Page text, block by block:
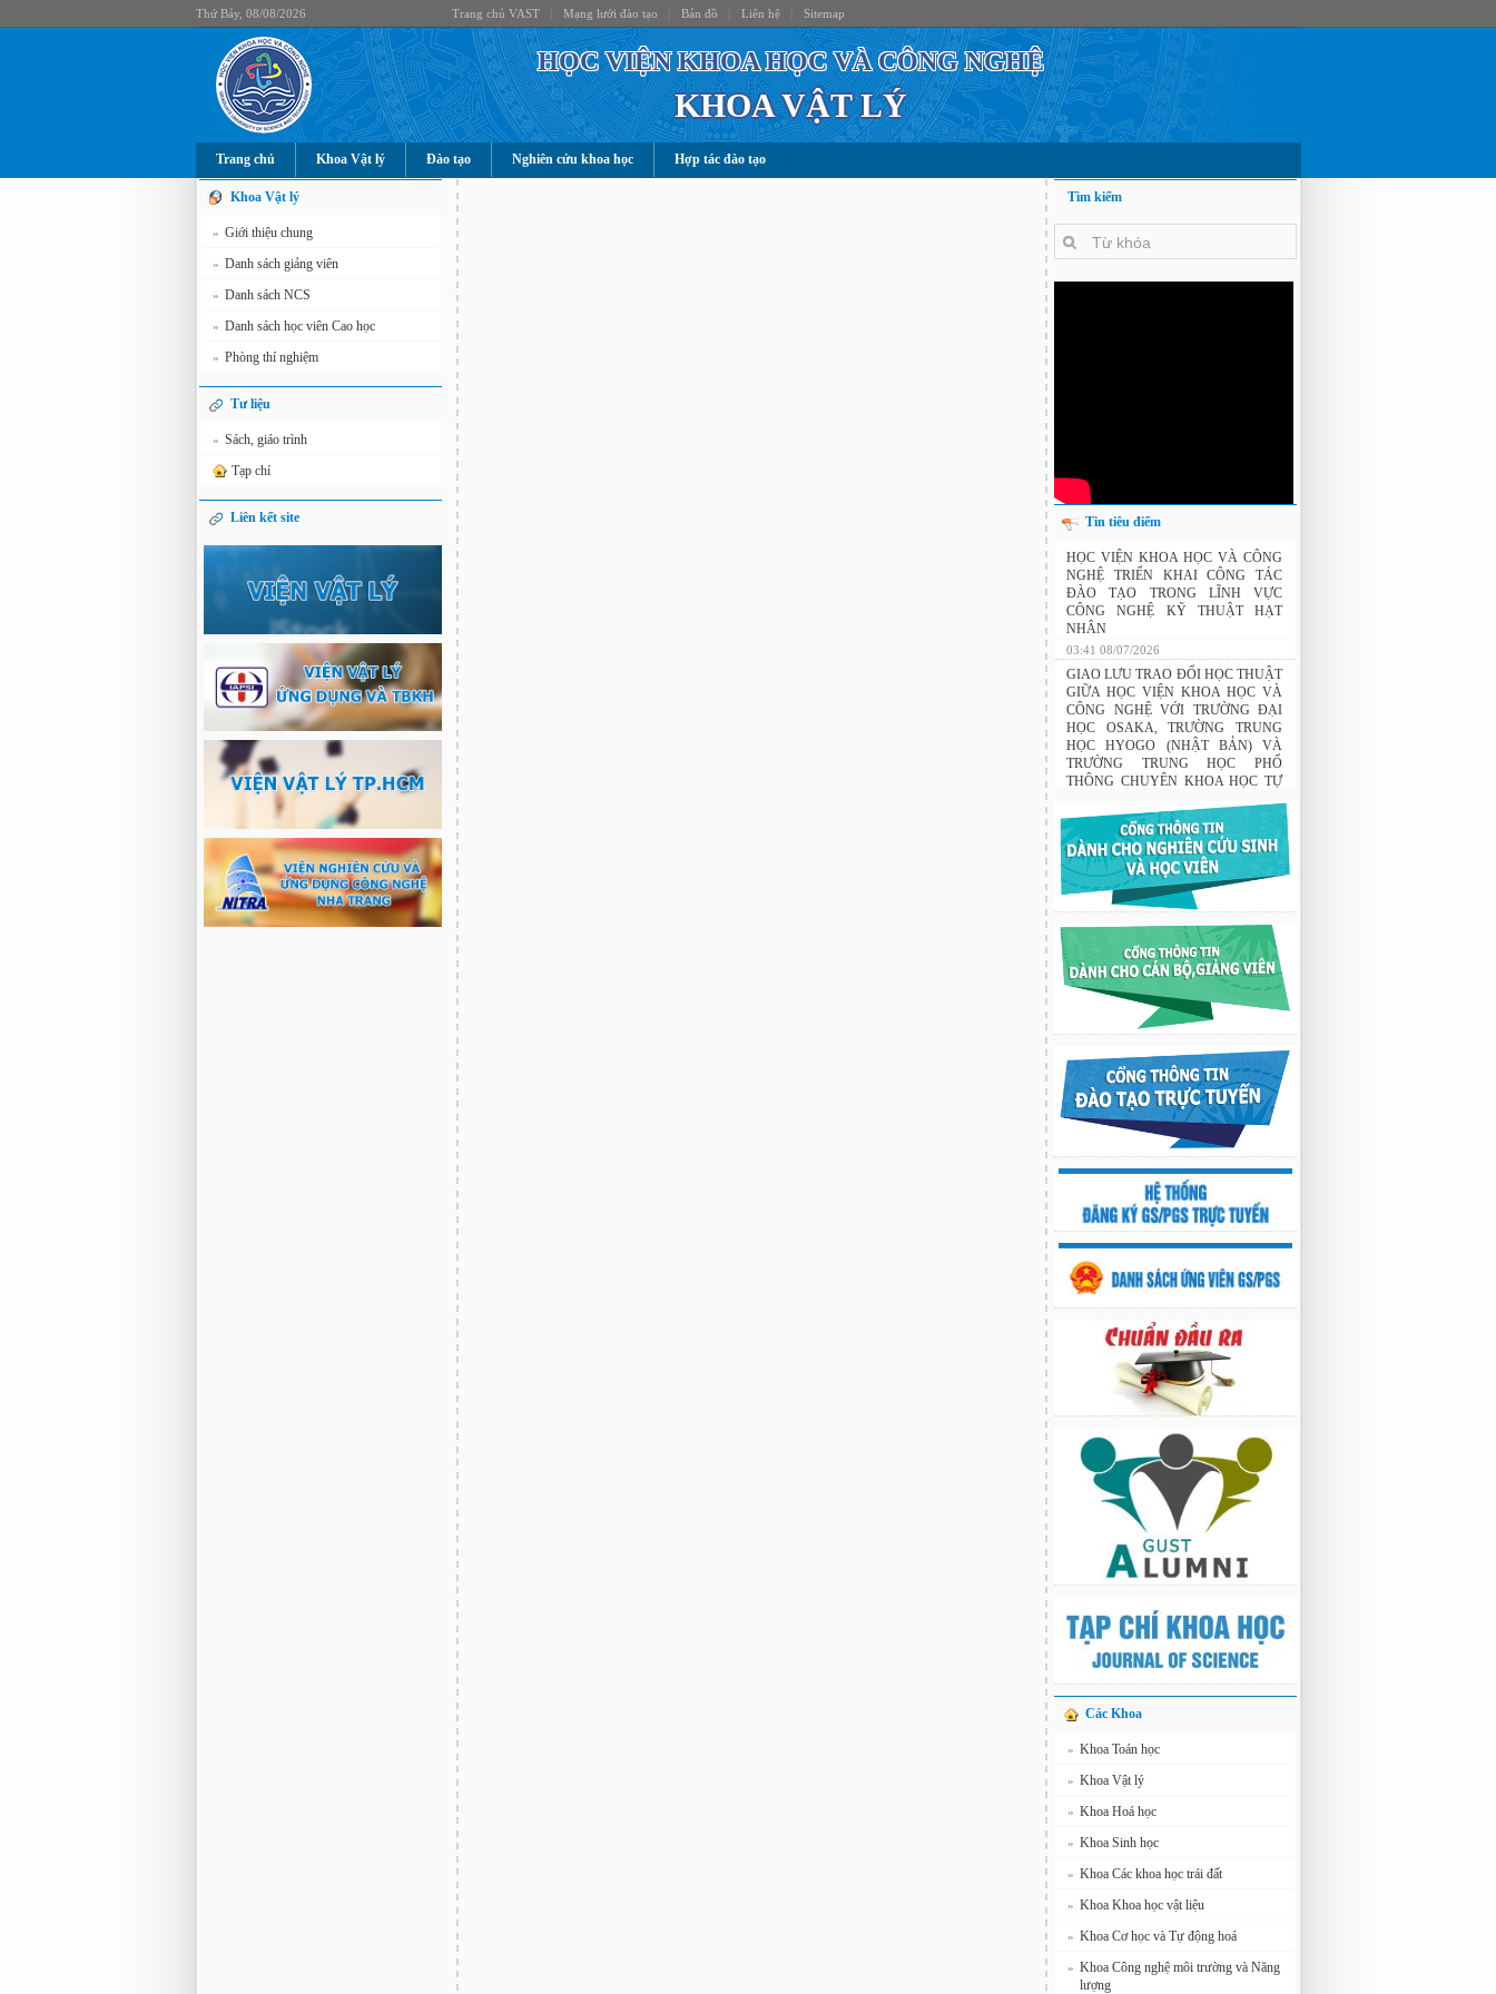
Thứ Bảy, 08/08/2026 Trang chủ VAST| Mạng lưới đào tạo Bản đồ Liên hệ| Sitemap
HỌC VIỆN KHOA HỌC VÀ CÔNG NGHỆ
KHOA VẬT LÝ
Trang chủ Khoa Vật lý Đào tạo Nghiên cứu khoa học Hợp tác đào tạo
Khoa Vật lý
» Giới thiệu chung
» Danh sách giảng viên
» Danh sách NCS
» Danh sách học viên Cao học
» Phòng thí nghiệm
Tư liệu
» Sách, giáo trình
Tạp chí
Liên kết site
Tìm kiếm
Tin tiêu điểm
THÔNG BÁO: Xét duyệt học bổng do
Tập đoàn Novatech tài trợ năm 2026
HỌC VIỆN KHOA HỌC VÀ CÔNG
NGHỆ TRIỂN KHAI CÔNG TÁC
ĐÀO TẠO TRONG LĨNH VỰC
CÔNG NGHỆ KỸ THUẬT HẠT
NHÂN
03:41 08/07/2026
GIAO LƯU TRAO ĐỔI HỌC THUẬT
GIỮA HỌC VIỆN KHOA HỌC VÀ
CÔNG NGHỆ VỚI TRƯỜNG ĐẠI
HỌC OSAKA, TRƯỜNG TRUNG
HỌC HYOGO (NHẬT BẢN) VÀ
TRƯỜNG TRUNG HỌC PHỔ
THÔNG CHUYÊN KHOA HỌC TỰ
02:22 23/07/2026
THÔNG BÁO: Về việc đăng ký tham
gia lớp bồi dưỡng nghiệp vụ sư phạm
cho giảng viên.
03:12 29/07/2026
Nghiên cứu chế tạo hệ thống xác định
hướng vật thể độ chính xác cao dựa trên
từ kế và vật liệu biến hóa
9:33 sáng thứ hai, 03/08/2026
Nghiên cứu chế tạo hệ thống xác định
hướng vật thể độ chính xác cao dựa trên
9:33 sáng thứ hai, 03/08/2026
Các Khoa
» Khoa Toán học
» Khoa Vật lý
» Khoa Hoá học
» Khoa Sinh học
» Khoa Các khoa học trái đất
» Khoa Khoa học vật liệu
» Khoa Cơ học và Tự động hoá
» Khoa Công nghệ môi trường và Năng
lượng